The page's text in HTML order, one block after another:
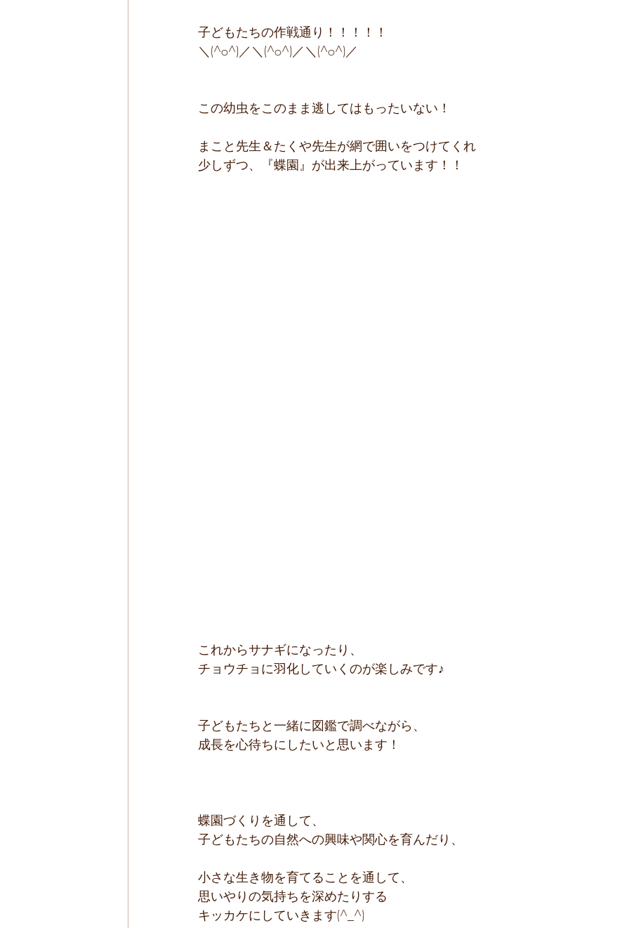
子どもたちの作戦通り！！！！！
＼(^o^)／＼(^o^)／＼(^o^)／
この幼虫をこのまま逃してはもったいない！
まこと先生＆たくや先生が網で囲いをつけてくれ
少しずつ、『蝶園』が出来上がっています！！
これからサナギになったり、
チョウチョに羽化していくのが楽しみです♪
子どもたちと一緒に図鑑で調べながら、
成長を心待ちにしたいと思います！
蝶園づくりを通して、
子どもたちの自然への興味や関心を育んだり、
小さな生き物を育てることを通して、
思いやりの気持ちを深めたりする
キッカケにしていきます(^_^)